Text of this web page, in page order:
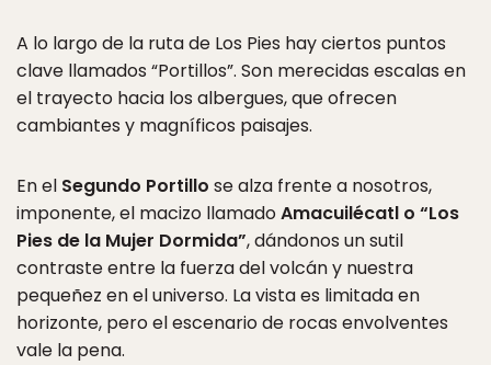
A lo largo de la ruta de Los Pies hay ciertos puntos
clave llamados “Portillos”. Son merecidas escalas en
el trayecto hacia los albergues, que ofrecen
cambiantes y magníficos paisajes.
En el Segundo Portillo se alza frente a nosotros,
imponente, el macizo llamadoAmacuilécatl o “Los
Pies de la Mujer Dormida”, dándonos un sutil
contraste entre la fuerza del volcán y nuestra
pequeñez en el universo. La vista es limitada en
horizonte, pero el escenario de rocas envolventes
vale la pena.